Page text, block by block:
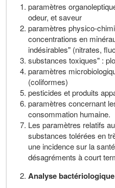
paramètres
odeur, et saveur
paramètres physico-
concentrations en
indésirables" (nitrates,
substances toxiques" :
paramètres
(coliformes)
pesticides et produits
paramètres concernant
consommation humaine.
Les paramètres relatifs
substances tolérées en
une incidence sur la
désagréments à court
Analyse bactériologique